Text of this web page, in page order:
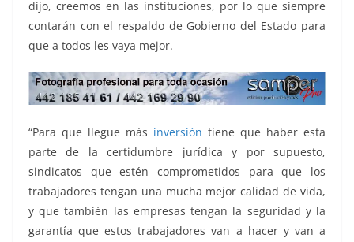
dijo, creemos en las instituciones, por lo que siempre
contarán con el respaldo de Gobierno del Estado para
que a todos les vaya mejor.
“Para que llegue más inversión tiene que haber esta
parte de la certidumbre jurídica y por supuesto,
sindicatos que estén comprometidos para que los
trabajadores tengan una mucha mejor calidad de vida,
y que también las empresas tengan la seguridad y la
garantía que estos trabajadores van a hacer y van a